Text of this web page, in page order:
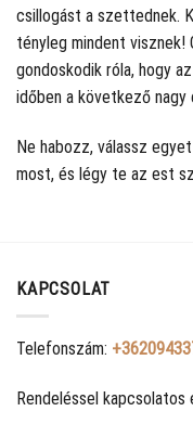
csillogást a szettednek.
tényleg mindent
gondoskodik róla, hogy
időben a következő nagy
Ne habozz, válassz
most, és légy te az est
KAPCSOLAT
Telefonszám:
Rendeléssel kapcsolatos